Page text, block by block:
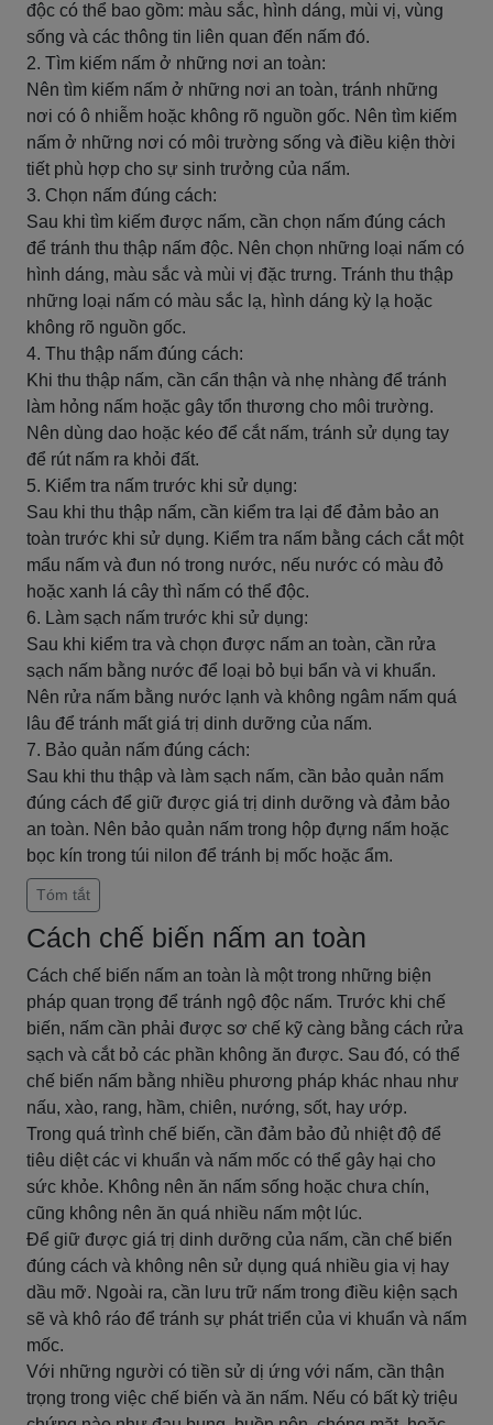
độc có thể bao gồm: màu sắc, hình dáng, mùi vị, vùng
sống và các thông tin liên quan đến nấm đó.
2. Tìm kiếm nấm ở những nơi an toàn:
Nên tìm kiếm nấm ở những nơi an toàn, tránh những
nơi có ô nhiễm hoặc không rõ nguồn gốc. Nên tìm kiếm
nấm ở những nơi có môi trường sống và điều kiện thời
tiết phù hợp cho sự sinh trưởng của nấm.
3. Chọn nấm đúng cách:
Sau khi tìm kiếm được nấm, cần chọn nấm đúng cách
để tránh thu thập nấm độc. Nên chọn những loại nấm có
hình dáng, màu sắc và mùi vị đặc trưng. Tránh thu thập
những loại nấm có màu sắc lạ, hình dáng kỳ lạ hoặc
không rõ nguồn gốc.
4. Thu thập nấm đúng cách:
Khi thu thập nấm, cần cẩn thận và nhẹ nhàng để tránh
làm hỏng nấm hoặc gây tổn thương cho môi trường.
Nên dùng dao hoặc kéo để cắt nấm, tránh sử dụng tay
để rút nấm ra khỏi đất.
5. Kiểm tra nấm trước khi sử dụng:
Sau khi thu thập nấm, cần kiểm tra lại để đảm bảo an
toàn trước khi sử dụng. Kiểm tra nấm bằng cách cắt một
mẩu nấm và đun nó trong nước, nếu nước có màu đỏ
hoặc xanh lá cây thì nấm có thể độc.
6. Làm sạch nấm trước khi sử dụng:
Sau khi kiểm tra và chọn được nấm an toàn, cần rửa
sạch nấm bằng nước để loại bỏ bụi bẩn và vi khuẩn.
Nên rửa nấm bằng nước lạnh và không ngâm nấm quá
lâu để tránh mất giá trị dinh dưỡng của nấm.
7. Bảo quản nấm đúng cách:
Sau khi thu thập và làm sạch nấm, cần bảo quản nấm
đúng cách để giữ được giá trị dinh dưỡng và đảm bảo
an toàn. Nên bảo quản nấm trong hộp đựng nấm hoặc
bọc kín trong túi nilon để tránh bị mốc hoặc ẩm.
Tóm tắt
Cách chế biến nấm an toàn
Cách chế biến nấm an toàn là một trong những biện
pháp quan trọng để tránh ngộ độc nấm. Trước khi chế
biến, nấm cần phải được sơ chế kỹ càng bằng cách rửa
sạch và cắt bỏ các phần không ăn được. Sau đó, có thể
chế biến nấm bằng nhiều phương pháp khác nhau như
nấu, xào, rang, hầm, chiên, nướng, sốt, hay ướp.
Trong quá trình chế biến, cần đảm bảo đủ nhiệt độ để
tiêu diệt các vi khuẩn và nấm mốc có thể gây hại cho
sức khỏe. Không nên ăn nấm sống hoặc chưa chín,
cũng không nên ăn quá nhiều nấm một lúc.
Để giữ được giá trị dinh dưỡng của nấm, cần chế biến
đúng cách và không nên sử dụng quá nhiều gia vị hay
dầu mỡ. Ngoài ra, cần lưu trữ nấm trong điều kiện sạch
sẽ và khô ráo để tránh sự phát triển của vi khuẩn và nấm
mốc.
Với những người có tiền sử dị ứng với nấm, cần thận
trọng trong việc chế biến và ăn nấm. Nếu có bất kỳ triệu